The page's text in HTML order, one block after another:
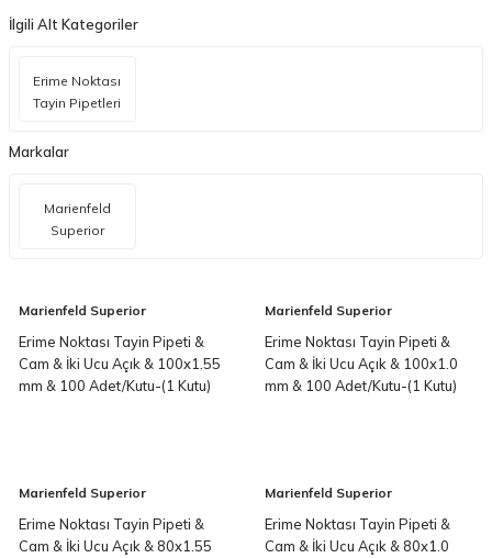
İlgili Alt Kategoriler
Erime Noktası
Tayin Pipetleri
Markalar
Marienfeld
Superior
Marienfeld Superior
Erime Noktası Tayin Pipeti &
Cam & İki Ucu Açık & 100x1.55
mm & 100 Adet/Kutu-(1 Kutu)
Marienfeld Superior
Erime Noktası Tayin Pipeti &
Cam & İki Ucu Açık & 100x1.0
mm & 100 Adet/Kutu-(1 Kutu)
Marienfeld Superior
Erime Noktası Tayin Pipeti &
Cam & İki Ucu Açık & 80x1.55
Marienfeld Superior
Erime Noktası Tayin Pipeti &
Cam & İki Ucu Açık & 80x1.0